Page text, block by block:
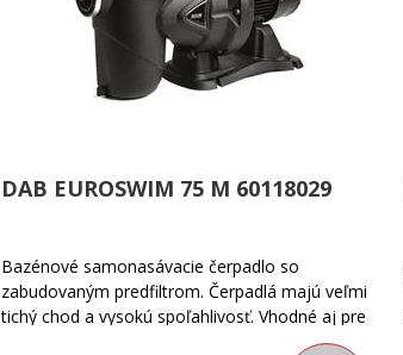
DAB EUROSWIM 75 M 60118029
Bazénové samonasávacie čerpadlo so
zabudovaným predfiltrom. Čerpadlá majú veľmi
tichý chod a vysokú spoľahlivosť. Vhodné aj pre
špeciálne aplikácie k manipulácii s agresívnymi